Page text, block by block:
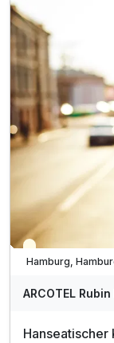
inkl. W-LAN
inkl. Kinder bis
Teilweise
Hamburg,
ARCOTEL
Hanseatischer